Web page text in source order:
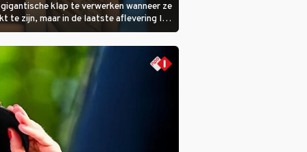
klap te verwerken wanneer ze
te zijn, maar in de laatste aflevering Ik
ze zien dat ze niet van plan is op te
daarvoor een ingrijpende operatie